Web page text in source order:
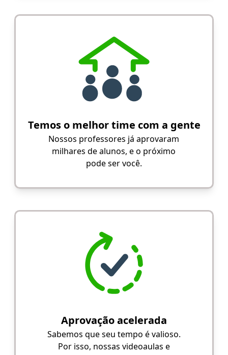
Temos o melhor time com a gente
Nossos professores já aprovaram
milhares de alunos, e o próximo
pode ser você.
Aprovação acelerada
Sabemos que seu tempo é valioso.
Por isso, nossas videoaulas e